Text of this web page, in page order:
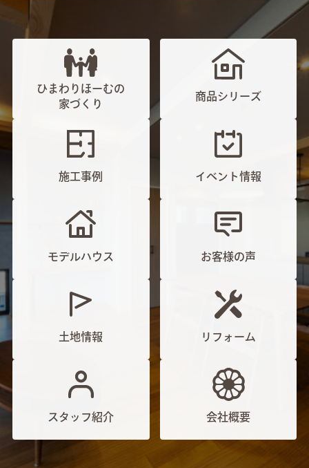
ひまわりほーむの
家づくり
商品シリーズ
施工事例 イベント情報
モデルハウス お客様の声
土地情報 リフォーム
スタッフ紹介 会社概要